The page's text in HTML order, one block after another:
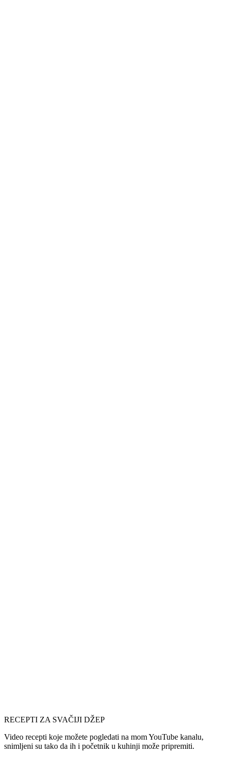
RECEPTI ZA SVAČIJI DŽEP
Video recepti koje možete pogledati na mom YouTube kanalu,
snimljeni su tako da ih i početnik u kuhinji može pripremiti.